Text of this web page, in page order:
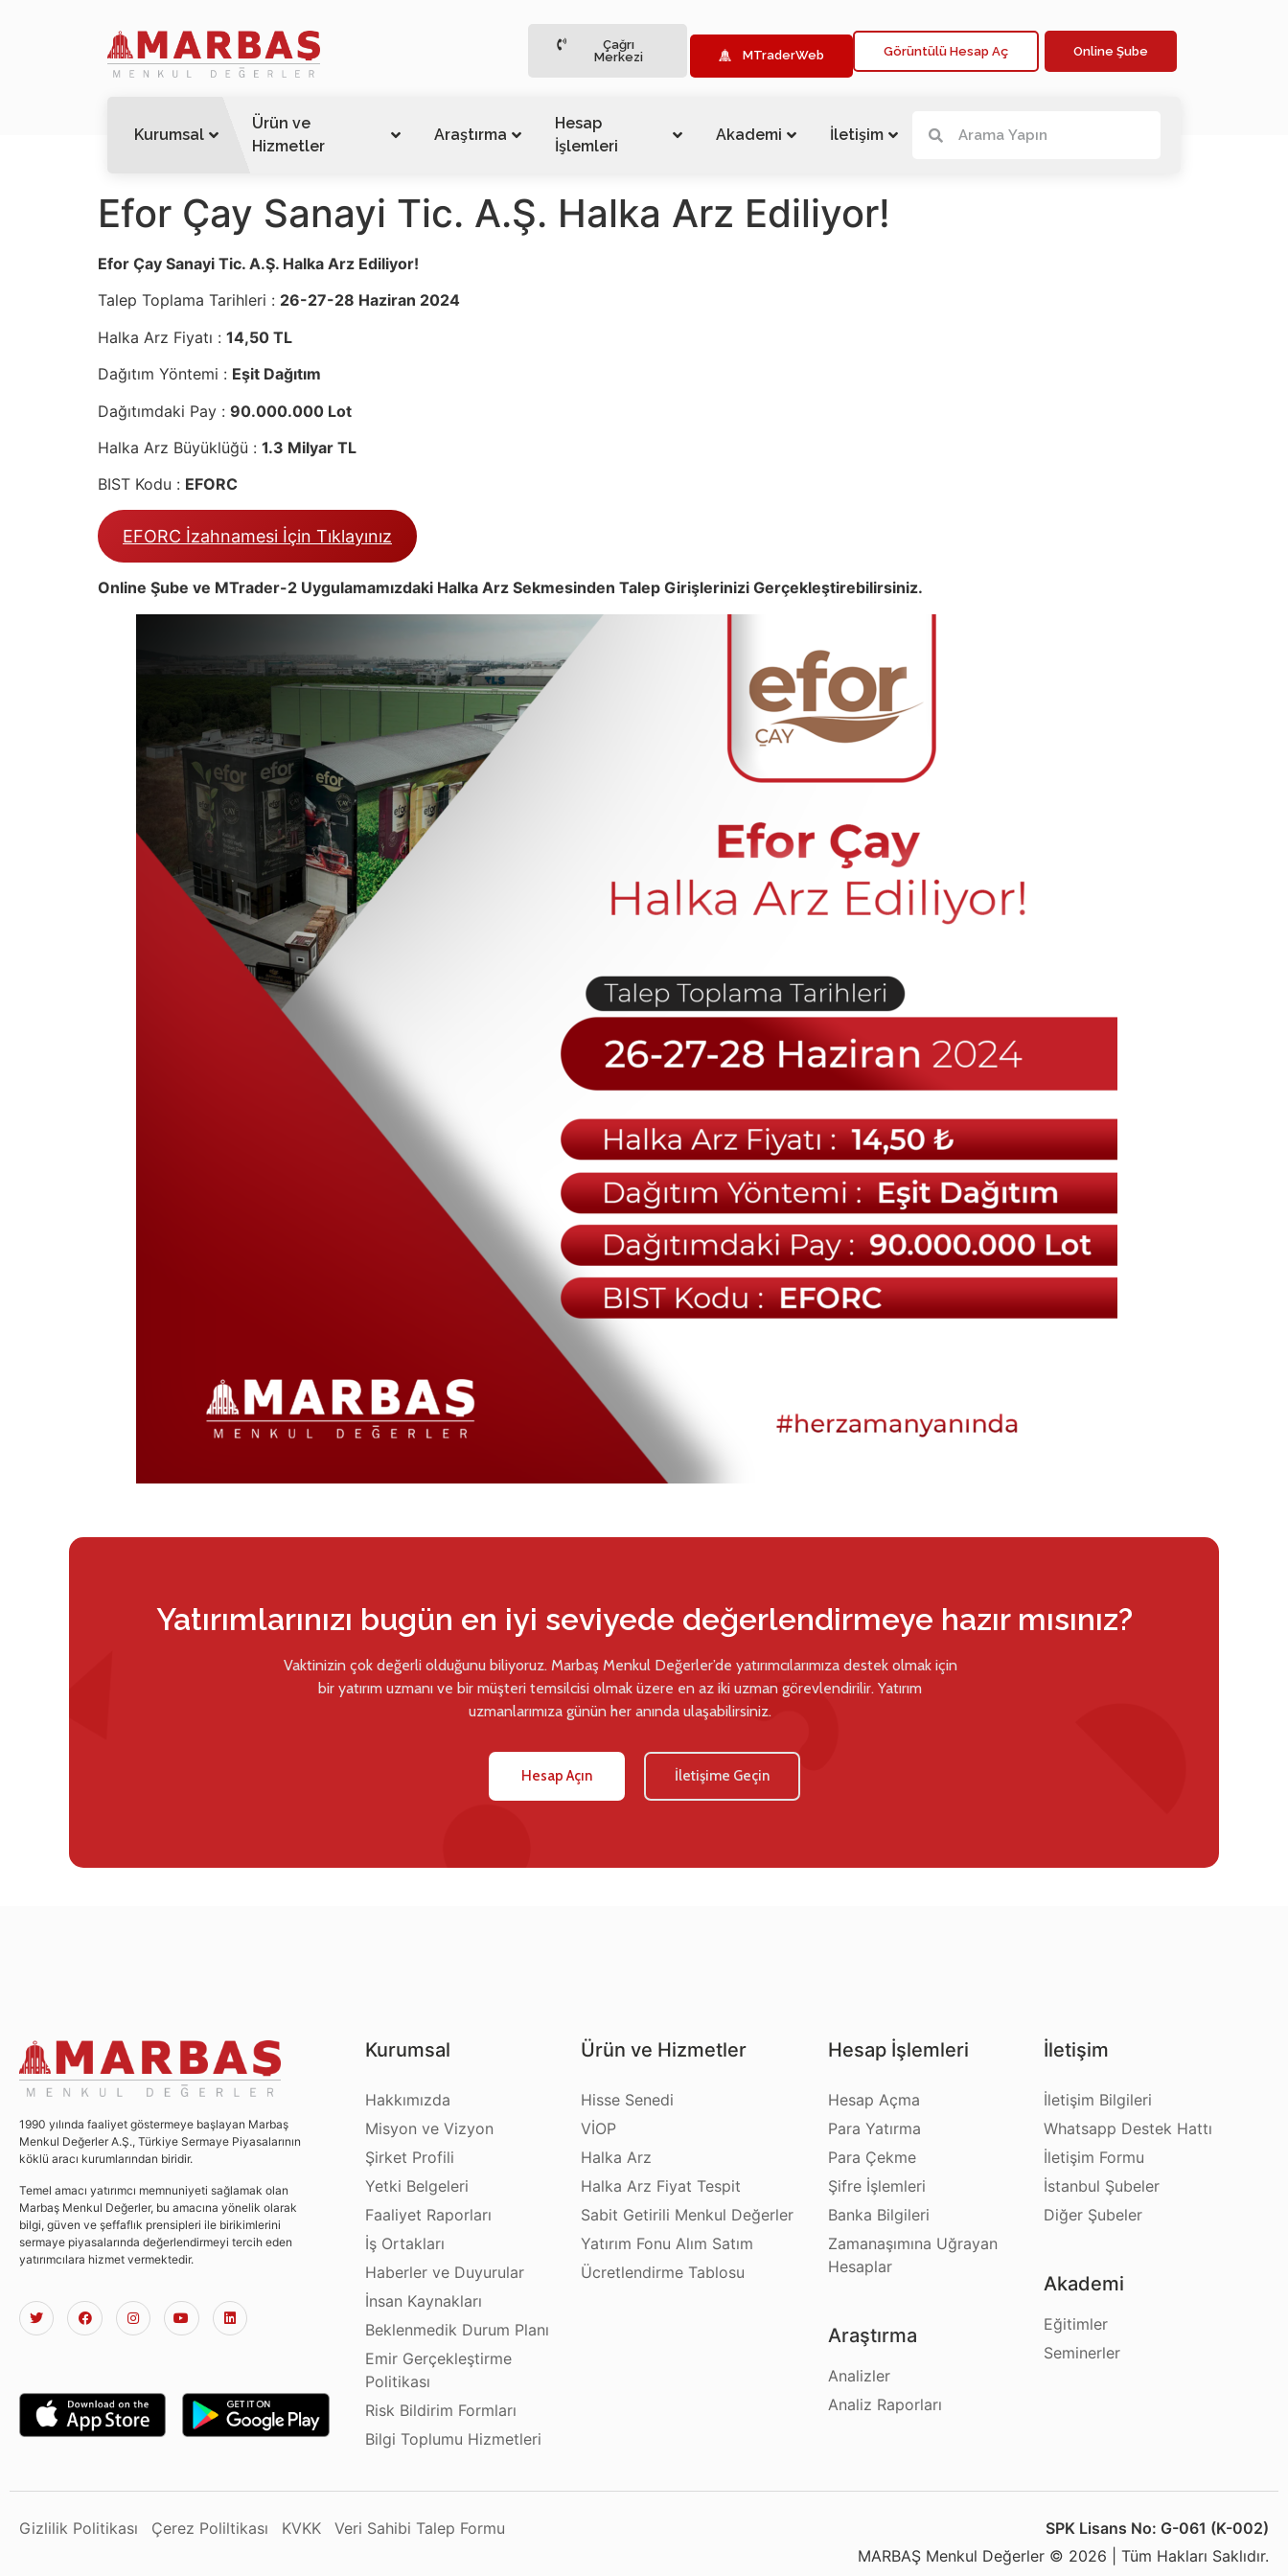
Çağrı
Merkezi
MTraderWeb Görüntülü Hesap Aç Online Şube
Kurumsal
Ürün ve
Hizmetler
Araştırma
Hesap
İşlemleri
Akademi İletişim
Efor Çay Sanayi Tic. A.Ş. Halka Arz Ediliyor!
Efor Çay Sanayi Tic. A.Ş. Halka Arz Ediliyor!
Talep Toplama Tarihleri : 26-27-28 Haziran 2024
Halka Arz Fiyatı : 14,50 TL
Dağıtım Yöntemi : Eşit Dağıtım
Dağıtımdaki Pay : 90.000.000 Lot
Halka Arz Büyüklüğü : 1.3 Milyar TL
BIST Kodu : EFORC
EFORC İzahnamesi İçin Tıklayınız
Online Şube ve MTrader-2 Uygulamamızdaki Halka Arz Sekmesinden Talep Girişlerinizi Gerçekleştirebilirsiniz.
Yatırımlarınızı bugün en iyi seviyede değerlendirmeye hazır mısınız?
Vaktinizin çok değerli olduğunu biliyoruz. Marbaş Menkul Değerler’de yatırımcılarımıza destek olmak için
bir yatırım uzmanı ve bir müşteri temsilcisi olmak üzere en az iki uzman görevlendirilir. Yatırım
uzmanlarımıza günün her anında ulaşabilirsiniz.
Hesap Açın İletişime Geçin
1990 yılında faaliyet göstermeye başlayan Marbaş
Menkul Değerler A.Ş., Türkiye Sermaye Piyasalarının
köklü aracı kurumlarından biridir.
Temel amacı yatırımcı memnuniyeti sağlamak olan
Marbaş Menkul Değerler, bu amacına yönelik olarak
bilgi, güven ve şeffaflık prensipleri ile birikimlerini
sermaye piyasalarında değerlendirmeyi tercih eden
yatırımcılara hizmet vermektedir.
Kurumsal
Hakkımızda
Misyon ve Vizyon
Şirket Profili
Yetki Belgeleri
Faaliyet Raporları
İş Ortakları
Haberler ve Duyurular
İnsan Kaynakları
Beklenmedik Durum Planı
Emir Gerçekleştirme
Politikası
Risk Bildirim Formları
Bilgi Toplumu Hizmetleri
Ürün ve Hizmetler
Hisse Senedi
VİOP
Halka Arz
Halka Arz Fiyat Tespit
Sabit Getirili Menkul Değerler
Yatırım Fonu Alım Satım
Ücretlendirme Tablosu
Hesap İşlemleri
Hesap Açma
Para Yatırma
Para Çekme
Şifre İşlemleri
Banka Bilgileri
Zamanaşımına Uğrayan
Hesaplar
Araştırma
Analizler
Analiz Raporları
İletişim
İletişim Bilgileri
Whatsapp Destek Hattı
İletişim Formu
İstanbul Şubeler
Diğer Şubeler
Akademi
Eğitimler
Seminerler
Gizlilik Politikası Çerez Poliltikası KVKK Veri Sahibi Talep Formu
SPK Lisans No: G-061 (K-002)
MARBAŞ Menkul Değerler © 2026 | Tüm Hakları Saklıdır.